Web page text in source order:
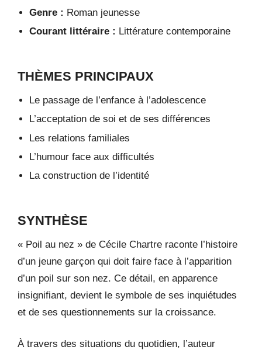
Genre : Roman jeunesse
Courant littéraire : Littérature contemporaine
THÈMES PRINCIPAUX
Le passage de l’enfance à l’adolescence
L’acceptation de soi et de ses différences
Les relations familiales
L’humour face aux difficultés
La construction de l’identité
SYNTHÈSE
« Poil au nez » de Cécile Chartre raconte l’histoire
d’un jeune garçon qui doit faire face à l’apparition
d’un poil sur son nez. Ce détail, en apparence
insignifiant, devient le symbole de ses inquiétudes
et de ses questionnements sur la croissance.
À travers des situations du quotidien, l’auteur